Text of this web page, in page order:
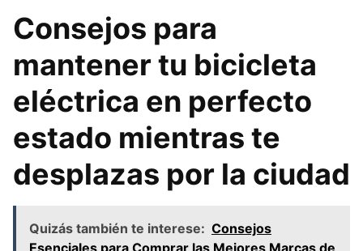
Consejos para
mantener tu bicicleta
eléctrica en perfecto
estado mientras te
desplazas por la ciudad
Quizás también te interese: Consejos
Esenciales para Comprar las Mejores Marcas de